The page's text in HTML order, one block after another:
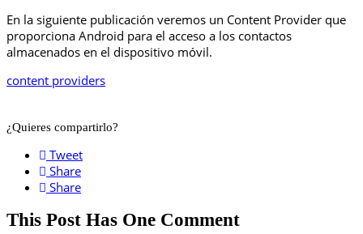
En la siguiente publicación veremos un Content Provider que
proporciona Android para el acceso a los contactos
almacenados en el dispositivo móvil.
content providers
¿Quieres compartirlo?
Tweet
Share
Share
This Post Has One Comment